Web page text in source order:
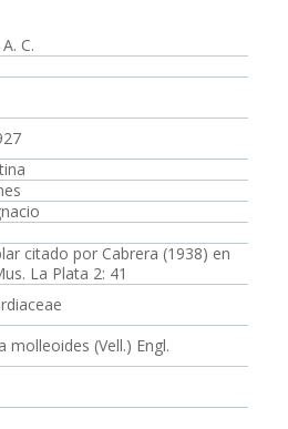
C.
citado por Cabrera (1938) en
La Plata 2: 41
molleoides (Vell.) Engl.